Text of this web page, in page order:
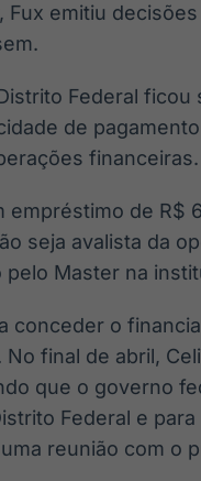
Fux emitiu
Federal
de
financeiras.
empréstimo de R$
seja avalista da
pelo Master na
conceder o
final de abril,
que o governo
Federal e
reunião com o